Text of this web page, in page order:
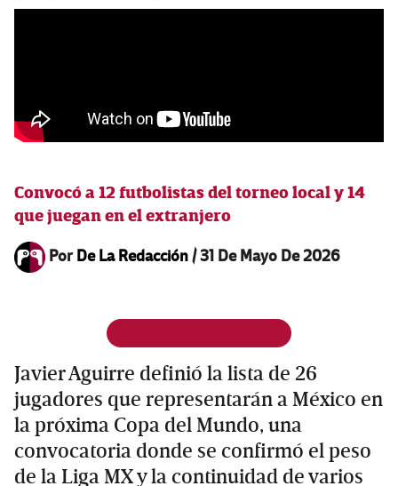
Convocó a 12 futbolistas del torneo local y 14
que juegan en el extranjero
PorDe La Redacción/31 De Mayo De 2026
Javier Aguirre definió la lista de 26
jugadores que representarán a México en
la próxima Copa del Mundo, una
convocatoria donde se confirmó el peso
de la Liga MX y la continuidad de varios